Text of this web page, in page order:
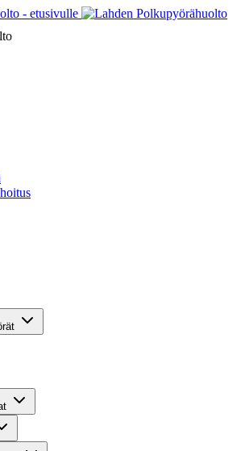
- etusivulle